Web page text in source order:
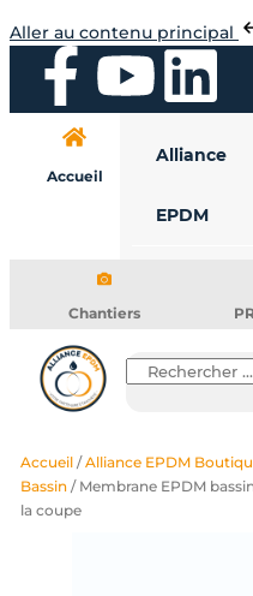
Aller au contenu principal
au
contenuF
a
c
b
o
o
k
Y
o
u
u
b
L
i
n
d
n
Accueil
Alliance
EPDM
Chantiers
Rechercher
Accueil/Alliance EPDM
Bassin/ Membrane EPDM
la coupe